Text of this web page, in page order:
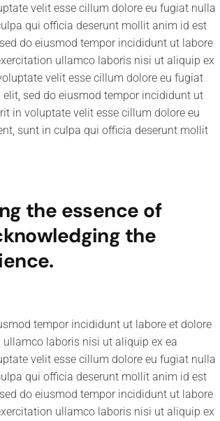
velit esse cillum dolore eu fugiat nulla
qui officia deserunt mollit anim id est
do eiusmod tempor incididunt ut labore
ullamco laboris nisi ut aliquip ex
velit esse cillum dolore eu fugiat
sed do eiusmod tempor incididunt ut
in voluptate velit esse cillum dolore eu
sunt in culpa qui officia deserunt mollit
the essence of
the
tempor incididunt ut labore et dolore
laboris nisi ut aliquip ex ea
velit esse cillum dolore eu fugiat nulla
qui officia deserunt mollit anim id est
do eiusmod tempor incididunt ut labore
ullamco laboris nisi ut aliquip ex